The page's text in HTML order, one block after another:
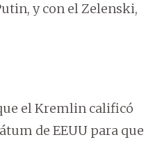
y con el Zelenski,
el Kremlin calificó
de EEUU para que